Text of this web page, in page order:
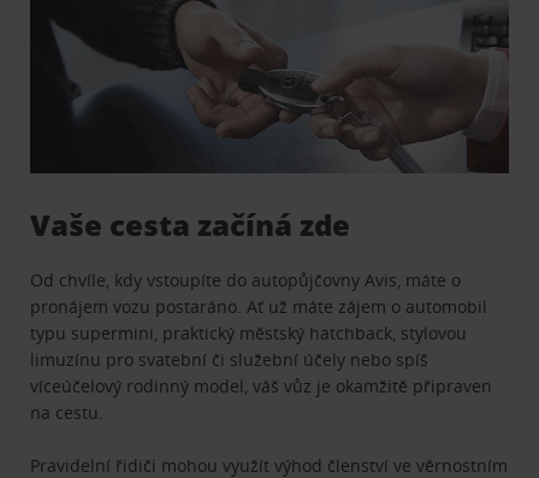
Vaše cesta začíná zde
Od chvíle, kdy vstoupíte do autopůjčovny Avis, máte o
pronájem vozu postaráno. Ať už máte zájem o automobil
typu supermini, praktický městský hatchback, stylovou
limuzínu pro svatební či služební účely nebo spíš
víceúčelový rodinný model, váš vůz je okamžitě připraven
na cestu.
Pravidelní řidiči mohou využít výhod členství ve věrnostním